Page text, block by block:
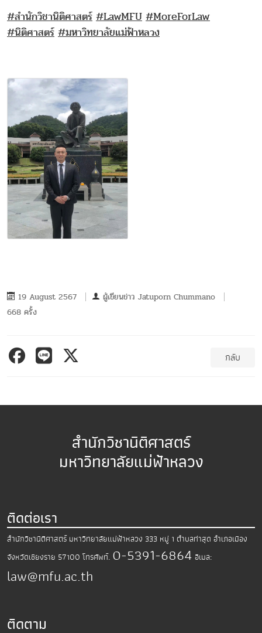
#สำนักวิชานิติศาสตร์ #LawMFU #MoreForLaw
#นิติศาสตร์ #มหาวิทยาลัยแม่ฟ้าหลวง
19 August 2567 ผู้เขียนข่าว Jatuporn Chummano
668 ครั้ง
กลับ
สำนักวิชานิติศาสตร์
มหาวิทยาลัยแม่ฟ้าหลวง
ติดต่อเรา
สำนักวิชานิติศาสตร์ มหาวิทยาลัยแม่ฟ้าหลวง 333 หมู่ 1 ตำบลท่าสุด อำเภอเมือง
จังหวัดเชียงราย 57100 โทรศัพท์. 0-5391-6864 อีเมล:
law@mfu.ac.th
ติดตาม